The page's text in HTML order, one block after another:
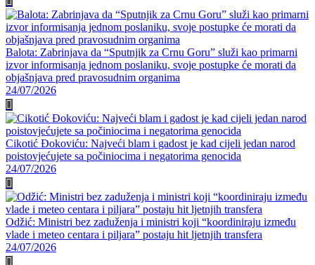
Balota: Zabrinjava da “Sputnjik za Crnu Goru” služi kao primarni
izvor informisanja jednom poslaniku, svoje postupke će morati da
objašnjava pred pravosudnim organima
24/07/2026
Cikotić Đokoviću: Najveći blam i gadost je kad cijeli jedan narod
poistovjećujete sa počiniocima i negatorima genocida
24/07/2026
Odžić: Ministri bez zaduženja i ministri koji “koordiniraju između
vlade i meteo centara i piljara” postaju hit ljetnjih transfera
24/07/2026